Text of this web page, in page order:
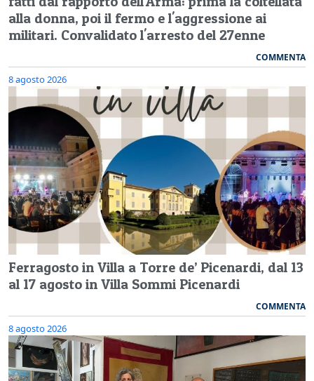
alla donna, poi il fermo e l'aggressione ai
militari. Convalidato l'arresto del 27enne
COMMENTA
8 agosto 2026
Ferragosto in Villa a Torre de’ Picenardi, dal 13
al 17 agosto in Villa Sommi Picenardi
COMMENTA
8 agosto 2026